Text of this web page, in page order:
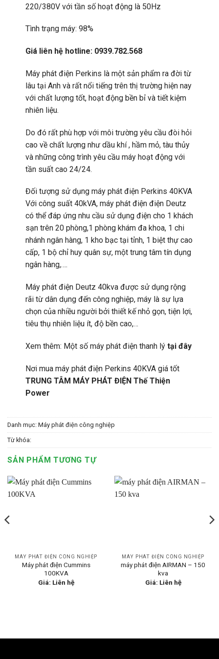
220/380V với tần số hoạt động là 50Hz
Tình trạng máy: 98%
Giá liên hệ hotline: 0939.782.568
Máy phát điện Perkins là một sản phẩm ra đời từ
lâu tại Anh và rất nổi tiếng trên thị trường hiện nay
với chất lượng tốt, hoạt động bền bỉ và tiết kiệm
nhiên liệu.
Do đó rất phù hợp với môi trường yêu cầu đòi hỏi
cao về chất lượng như dầu khí , hầm mỏ, tàu thủy
và những công trình yêu cầu máy hoạt động với
tần suất cao 24/24.
Đối tượng sử dụng máy phát điện Perkins 40KVA
Với công suất 40kVA, máy phát điện điện Deutz
có thể đáp ứng nhu cầu sử dụng điện cho 1 khách
sạn trên 20 phòng,1 phòng khám đa khoa, 1 chi
nhánh ngân hàng, 1 kho bạc tại tỉnh, 1 biệt thự cao
cấp, 1 bộ chỉ huy quân sự, một trung tâm tín dụng
ngân hàng,….
Máy phát điện Deutz 40kva được sử dụng rộng
rãi từ dân dụng đến công nghiệp, máy là sự lựa
chọn của nhiều người bởi thiết kế nhỏ gọn, tiện lợi,
tiêu thụ nhiên liệu ít, độ bền cao,…
Xem thêm: Một số máy phát điện thanh lý tại đây
Nơi mua máy phát điện Perkins 40KVA giá tốt
TRUNG TÂM MÁY PHÁT ĐIỆN Thế Thiện
Power
Danh mục: Máy phát điện công nghiệp
Từ khóa:
SẢN PHẨM TƯƠNG TỰ
MÁY PHÁT ĐIỆN CÔNG NGHIỆP
Máy phát điện Cummins
100KVA
Giá: Liên hệ
MÁY PHÁT ĐIỆN CÔNG NGHIỆP
máy phát điện AIRMAN – 150
kva
Giá: Liên hệ